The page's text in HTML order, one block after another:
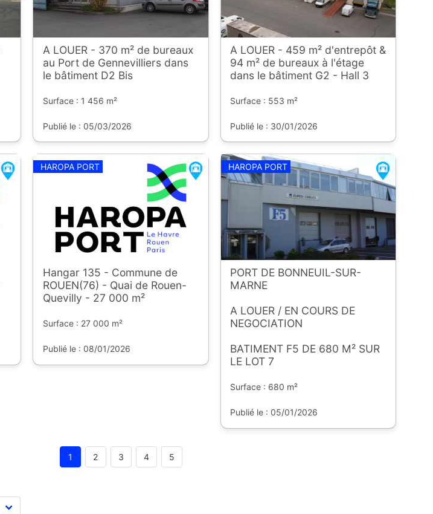
A LOUER - 370 m² de bureaux
au Port de Gennevilliers dans
le bâtiment D2 Bis
Surface : 1 456 m²
Publié le : 05/03/2026
A LOUER - 459 m² d'entrepôt &
94 m² de bureaux à l'étage
dans le bâtiment G2 - Hall 3
Surface : 553 m²
Publié le : 30/01/2026
HAROPA PORT
Hangar 135 - Commune de
ROUEN(76) - Quai de Rouen-
Quevilly - 27 000 m²
Surface : 27 000 m²
Publié le : 08/01/2026
HAROPA PORT
PORT DE BONNEUIL-SUR-
MARNE
A LOUER / EN COURS DE
NEGOCIATION
BATIMENT F5 DE 680 M² SUR
LE LOT 7
Surface : 680 m²
Publié le : 05/01/2026
1 2 3 4 5